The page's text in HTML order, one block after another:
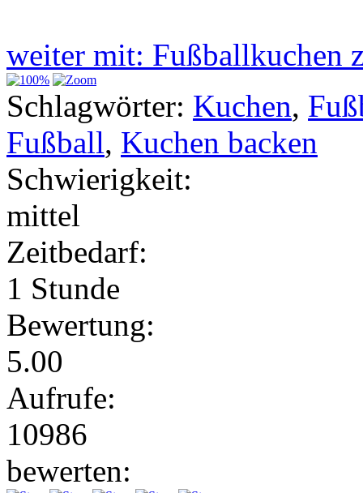
weiter mit: Fußballkuchen
Schlagwörter: Kuchen,
Fußball, Kuchen backen
Schwierigkeit:
mittel
Zeitbedarf:
1 Stunde
Bewertung:
5.00
Aufrufe:
10986
bewerten: